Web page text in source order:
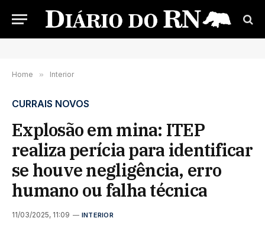
Home » Interior
CURRAIS NOVOS
Explosão em mina: ITEP
realiza perícia para identificar
se houve negligência, erro
humano ou falha técnica
11/03/2025, 11:09 INTERIOR